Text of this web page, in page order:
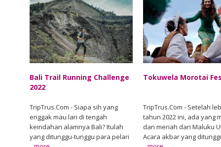
Kementerian Pariwisata dan
Ekonomi Kreatif. Seluruh
rangkaian kegiatan sudah
dirancang supaya bisa
melestarikan seni, budaya, dan
alam. Lihat postingan ini di
dibagikan oleh Yosef Yusran
Lirong (@yoseflirong) Event ini
Upacara Adat Cinta Laut sebagai
wujud syukur atas kehadiran
dugong di laut Alor yang memberi
berkah. Pada kesempatan itu,
Ada kesenian tradisional
bakal disajikan dengan
menggandeng sanggar
seniman lokal yang
14 kabupaten/kota se-
Tengah. Lihat
dibagikan oleh Sanggar
dengan keindahan
hingga busana khas
Olahraga tradisional juga
menjadi bagian dari
Bali Trail Running Challenge
2022
TripTrus.Com - Siapa sih yang
enggak mau lari di tengah
keindahan alamnya Bali? Itulah
yang ditunggu-tunggu para pelari
Tokuwela Morotai
TripTrus.Com - Setelah
tahun 2022 ini, ada yang
dan meriah dari Maluku
Acara akbar yang